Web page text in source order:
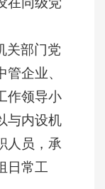
关部门党
企业、
作领导小
与内设机
人员，承
日常工